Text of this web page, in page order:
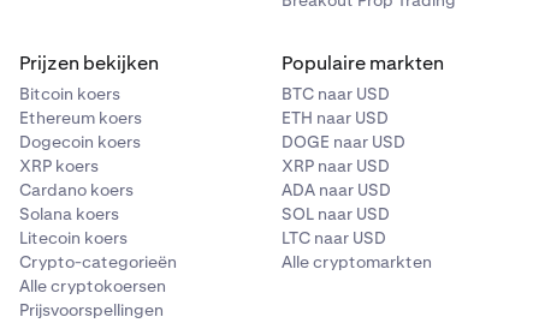
Prijzen bekijken
Bitcoin koers
Ethereum koers
Dogecoin koers
XRP koers
Cardano koers
Solana koers
Litecoin koers
Crypto-categorieën
Alle cryptokoersen
Prijsvoorspellingen
Populaire markten
BTC naar USD
ETH naar USD
DOGE naar USD
XRP naar USD
ADA naar USD
SOL naar USD
LTC naar USD
Alle cryptomarkten